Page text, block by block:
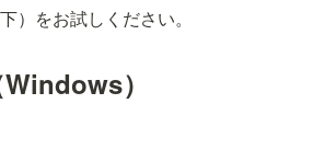
）をお試しください。
）